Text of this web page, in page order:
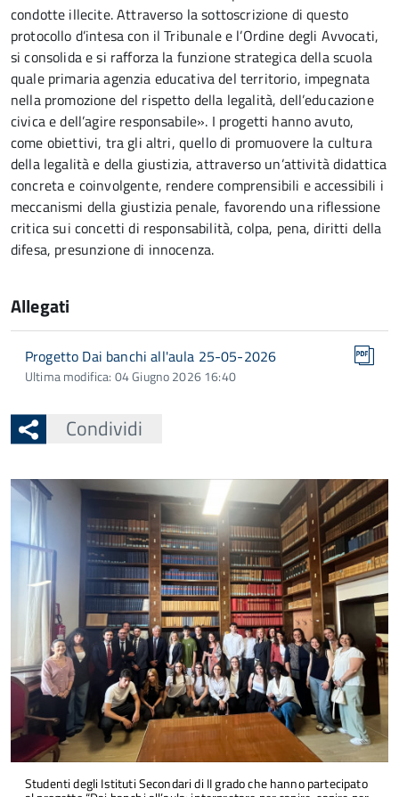
condotte illecite. Attraverso la sottoscrizione di questo
protocollo d’intesa con il Tribunale e l’Ordine degli Avvocati,
si consolida e si rafforza la funzione strategica della scuola
quale primaria agenzia educativa del territorio, impegnata
nella promozione del rispetto della legalità, dell’educazione
civica e dell’agire responsabile». I progetti hanno avuto,
come obiettivi, tra gli altri, quello di promuovere la cultura
della legalità e della giustizia, attraverso un’attività didattica
concreta e coinvolgente, rendere comprensibili e accessibili i
meccanismi della giustizia penale, favorendo una riflessione
critica sui concetti di responsabilità, colpa, pena, diritti della
difesa, presunzione di innocenza.
Allegati
Progetto Dai banchi all'aula 25-05-2026
Ultima modifica: 04 Giugno 2026 16:40
Condividi
Studenti degli Istituti Secondari di II grado che hanno partecipato